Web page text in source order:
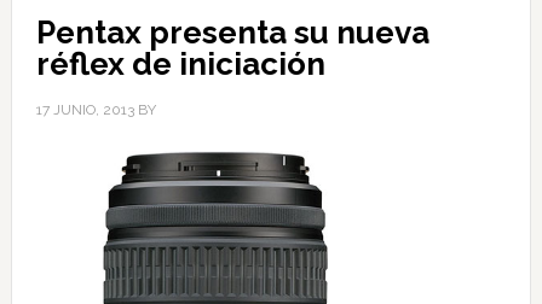
Pentax presenta su nueva
réflex de iniciación
17 JUNIO, 2013BY